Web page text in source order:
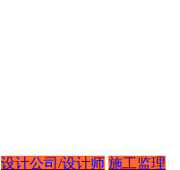
设计公司/设计师 施工监理